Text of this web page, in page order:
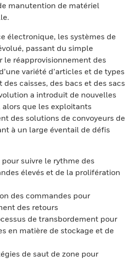
manutention de matériel
électronique, les systèmes de
passant du simple
le réapprovisionnement des
variété d’articles et de types
caisses, des bacs et des sacs
a introduit de nouvelles
alors que les exploitants
des solutions de convoyeurs de
à un large éventail de défis
suivre le rythme des
élevés et de la prolifération
des commandes pour
des retours
de transbordement pour
en matière de stockage et de
de saut de zone pour